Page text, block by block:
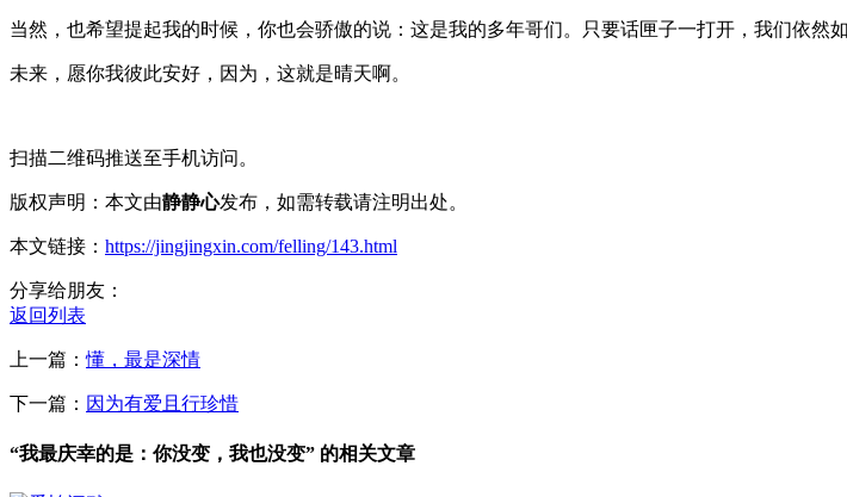
当然，也希望提起我的时候，你也会骄傲的说：这是我的多年哥们。只要话匣子一打开，我们依然
未来，愿你我彼此安好，因为，这就是晴天啊。
扫描二维码推送至手机访问。
版权声明：本文由静静心发布，如需转载请注明出处。
本文链接： https://jingjingxin.com/felling/143.html
分享给朋友：
返回列表
上一篇：懂，最是深情
下一篇： 因为有爱且行珍惜
“我最庆幸的是：你没变，我也没变” 的相关文章